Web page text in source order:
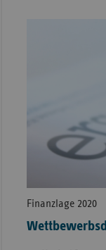
Finanzlage 2020